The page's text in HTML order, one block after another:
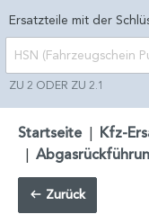
Ersatzteile mit der
ZU 2 ODER ZU 2.1
Startseite | Kfz-
|
Zurück